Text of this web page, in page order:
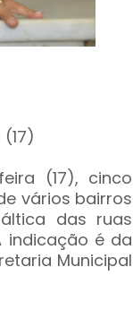
(17), cinco
vários bairros
das ruas
indicação é da
Municipal